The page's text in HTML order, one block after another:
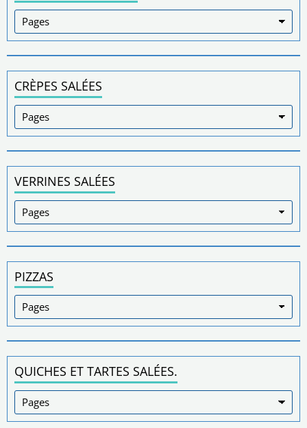
CRÈPES SALÉES
VERRINES SALÉES
PIZZAS
QUICHES ET TARTES SALÉES.